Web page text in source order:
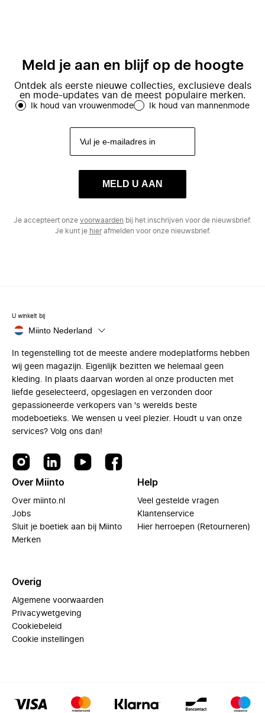
Meld je aan en blijf op de hoogte
Ontdek als eerste nieuwe collecties, exclusieve deals
en mode-updates van de meest populaire merken.
Ik houd van vrouwenmode Ik houd van mannenmode
MELD U AAN
Je accepteert onze voorwaarden bij het inschrijven voor de nieuwsbrief.
Je kunt je hierafmelden voor onze nieuwsbrief.
U winkelt bij
Miinto Nederland
In tegenstelling tot de meeste andere modeplatforms hebben
wij geen magazijn. Eigenlijk bezitten we helemaal geen
kleding. In plaats daarvan worden al onze producten met
liefde geselecteerd, opgeslagen en verzonden door
gepassioneerde verkopers van 's werelds beste
modeboetieks. We wensen u veel plezier. Houdt u van onze
services? Volg ons dan!
Over Miinto
Over miinto.nl
Jobs
Sluit je boetiek aan bij Miinto
Merken
Help
Veel gestelde vragen
Klantenservice
Hier herroepen (Retourneren)
Overig
Algemene voorwaarden
Privacywetgeving
Cookiebeleid
Cookie instellingen